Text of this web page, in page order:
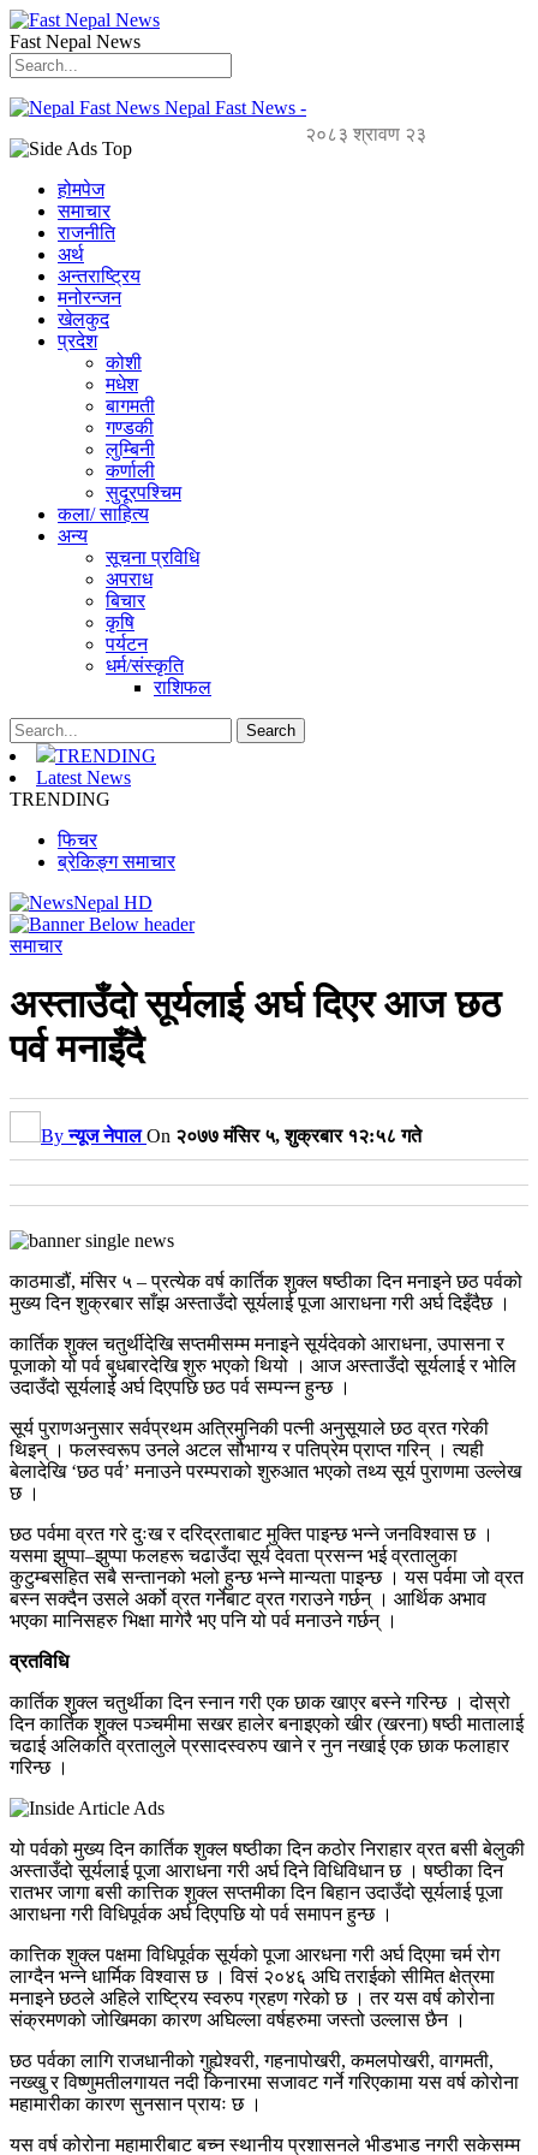
Fast Nepal News
Nepal Fast News -
२०८३ श्रावण २३
होमपेज
समाचार
राजनीति
अर्थ
अन्तराष्ट्रिय
मनोरन्जन
खेलकुद
प्रदेश
कोशी
मधेश
बागमती
गण्डकी
लुम्बिनी
कर्णाली
सुदूरपश्चिम
कला/ साहित्य
अन्य
सूचना प्रविधि
अपराध
बिचार
कृषि
पर्यटन
धर्म/संस्कृति
राशिफल
TRENDING
Latest News
TRENDING
फिचर
ब्रेकिङ्ग समाचार
समाचार
अस्ताउँदो सूर्यलाई अर्घ दिएर आज छठ
पर्व मनाइँदै
Byन्यूज नेपाल On २०७७ मंसिर ५, शुक्रबार १२:५८ गते
काठमाडौं, मंसिर ५ – प्रत्येक वर्ष कार्तिक शुक्ल षष्ठीका दिन मनाइने छठ पर्वको
मुख्य दिन शुक्रबार साँझ अस्ताउँदो सूर्यलाई पूजा आराधना गरी अर्घ दिइँदैछ ।
कार्तिक शुक्ल चतुर्थीदेखि सप्तमीसम्म मनाइने सूर्यदेवको आराधना, उपासना र
पूजाको यो पर्व बुधबारदेखि शुरु भएको थियो । आज अस्ताउँदो सूर्यलाई र भोलि
उदाउँदो सूर्यलाई अर्घ दिएपछि छठ पर्व सम्पन्न हुन्छ ।
सूर्य पुराणअनुसार सर्वप्रथम अत्रिमुनिकी पत्नी अनुसूयाले छठ व्रत गरेकी
थिइन् । फलस्वरूप उनले अटल सौभाग्य र पतिप्रेम प्राप्त गरिन् । त्यही
बेलादेखि ‘छठ पर्व’ मनाउने परम्पराको शुरुआत भएको तथ्य सूर्य पुराणमा उल्लेख
छ ।
छठ पर्वमा व्रत गरे दुःख र दरिद्रताबाट मुक्ति पाइन्छ भन्ने जनविश्वास छ ।
यसमा झुप्पा–झुप्पा फलहरू चढाउँदा सूर्य देवता प्रसन्न भई व्रतालुका
कुटुम्बसहित सबै सन्तानको भलो हुन्छ भन्ने मान्यता पाइन्छ । यस पर्वमा जो व्रत
बस्न सक्दैन उसले अर्को व्रत गर्नेबाट व्रत गराउने गर्छन् । आर्थिक अभाव
भएका मानिसहरु भिक्षा मागेरै भए पनि यो पर्व मनाउने गर्छन् ।
व्रतविधि
कार्तिक शुक्ल चतुर्थीका दिन स्नान गरी एक छाक खाएर बस्ने गरिन्छ । दोस्रो
दिन कार्तिक शुक्ल पञ्चमीमा सखर हालेर बनाइएको खीर (खरना) षष्ठी मातालाई
चढाई अलिकति व्रतालुले प्रसादस्वरुप खाने र नुन नखाई एक छाक फलाहार
गरिन्छ ।
यो पर्वको मुख्य दिन कार्तिक शुक्ल षष्ठीका दिन कठोर निराहार व्रत बसी बेलुकी
अस्ताउँदो सूर्यलाई पूजा आराधना गरी अर्घ दिने विधिविधान छ । षष्ठीका दिन
रातभर जागा बसी कात्तिक शुक्ल सप्तमीका दिन बिहान उदाउँदो सूर्यलाई पूजा
आराधना गरी विधिपूर्वक अर्घ दिएपछि यो पर्व समापन हुन्छ ।
कात्तिक शुक्ल पक्षमा विधिपूर्वक सूर्यको पूजा आरधना गरी अर्घ दिएमा चर्म रोग
लाग्दैन भन्ने धार्मिक विश्वास छ । विसं २०४६ अघि तराईको सीमित क्षेत्रमा
मनाइने छठले अहिले राष्ट्रिय स्वरुप ग्रहण गरेको छ । तर यस वर्ष कोरोना
संक्रमणको जोखिमका कारण अघिल्ला वर्षहरुमा जस्तो उल्लास छैन ।
छठ पर्वका लागि राजधानीको गुह्येश्वरी, गहनापोखरी, कमलपोखरी, वागमती,
नख्खु र विष्णुमतीलगायत नदी किनारमा सजावट गर्ने गरिएकामा यस वर्ष कोरोना
महामारीका कारण सुनसान प्रायः छ ।
यस वर्ष कोरोना महामारीबाट बच्न स्थानीय प्रशासनले भीडभाड नगरी सकेसम्म